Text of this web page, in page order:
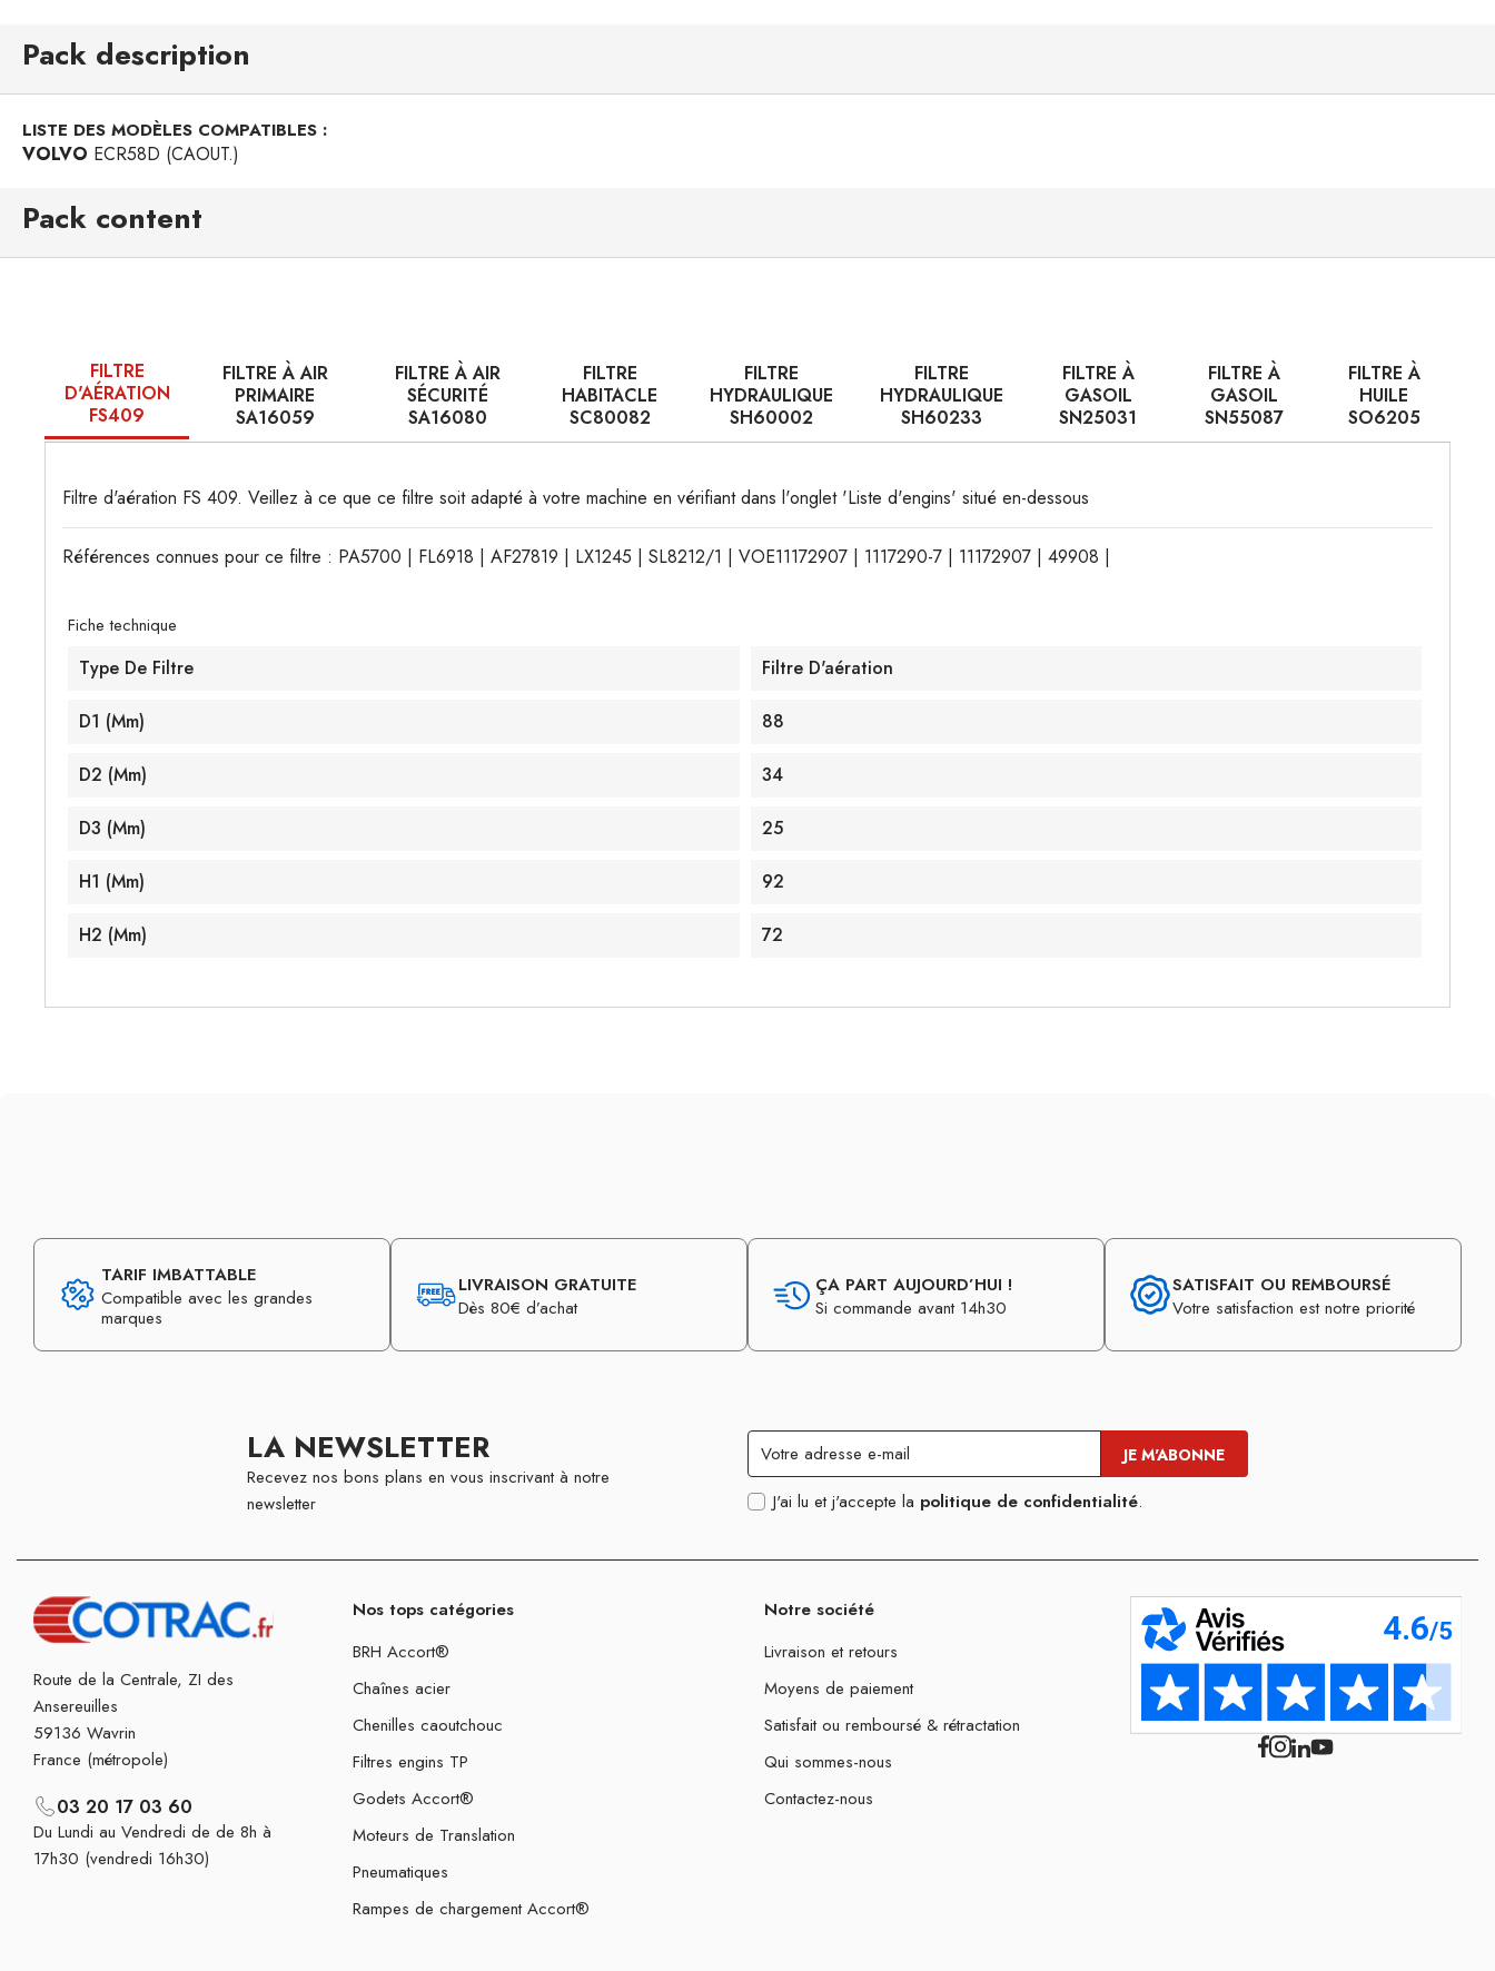
Pack description
LISTE DES MODÈLES COMPATIBLES :
VOLVO ECR58D (CAOUT.)
Pack content
FILTRE
D'AÉRATION
FS409
FILTRE À AIR
PRIMAIRE
SA16059
FILTRE À AIR
SÉCURITÉ
SA16080
FILTRE
HABITACLE
SC80082
FILTRE
HYDRAULIQUE
SH60002
FILTRE
HYDRAULIQUE
SH60233
FILTRE À
GASOIL
SN25031
FILTRE À
GASOIL
SN55087
FILTRE À
HUILE
SO6205
Filtre d'aération FS 409. Veillez à ce que ce filtre soit adapté à votre machine en vérifiant dans l'onglet 'Liste d'engins' situé en-dessous
Références connues pour ce filtre : PA5700 | FL6918 | AF27819 | LX1245 | SL8212/1 | VOE11172907 | 1117290-7 | 11172907 | 49908 |
Fiche technique
Type De Filtre Filtre D'aération
D1 (mm) 88
D2 (mm) 34
D3 (mm) 25
H1 (mm) 92
H2 (mm) 72
TARIF IMBATTABLE
Compatible avec les grandes
marques
LIVRAISON GRATUITE
Dès 80€ d’achat
ÇA PART AUJOURD’HUI !
Si commande avant 14h30
SATISFAIT OU REMBOURSÉ
Votre satisfaction est notre priorité
LA NEWSLETTER
Recevez nos bons plans en vous inscrivant à notre
newsletter
J'ai lu et j'accepte la politique de confidentialité.
Route de la Centrale, ZI des
Ansereuilles
59136 Wavrin
France (métropole)
03 20 17 03 60
Du Lundi au Vendredi de de 8h à
17h30 (vendredi 16h30)
Nos tops catégories
BRH Accort®
Chaînes acier
Chenilles caoutchouc
Filtres engins TP
Godets Accort®
Moteurs de Translation
Pneumatiques
Rampes de chargement Accort®
Notre société
Livraison et retours
Moyens de paiement
Satisfait ou remboursé & rétractation
Qui sommes-nous
Contactez-nous